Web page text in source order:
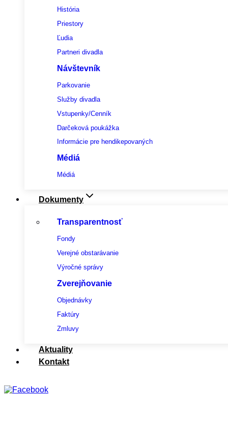
História
Priestory
Ľudia
Partneri divadla
Návštevník
Parkovanie
Služby divadla
Vstupenky/Cenník
Darčeková poukážka
Informácie pre hendikepovaných
Médiá
Médiá
Dokumenty
Transparentnosť
Fondy
Verejné obstarávanie
Výročné správy
Zverejňovanie
Objednávky
Faktúry
Zmluvy
Aktuality
Kontakt